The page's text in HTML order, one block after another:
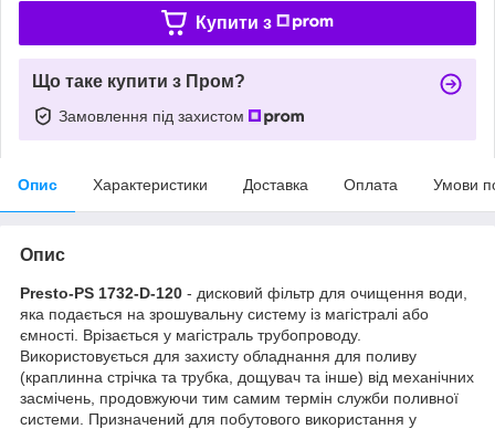
Купити з
Що таке купити з Пром?
Замовлення під захистом
Опис Характеристики Доставка Оплата Умови
Опис
Presto-PS 1732-D-120 - дисковий фільтр для очищення води,
яка подається на зрошувальну систему із магістралі або
ємності. Врізається у магістраль трубопроводу.
Використовується для захисту обладнання для поливу
(краплинна стрічка та трубка, дощувач та інше) від механічних
засмічень, продовжуючи тим самим термін служби поливної
системи. Призначений для побутового використання у